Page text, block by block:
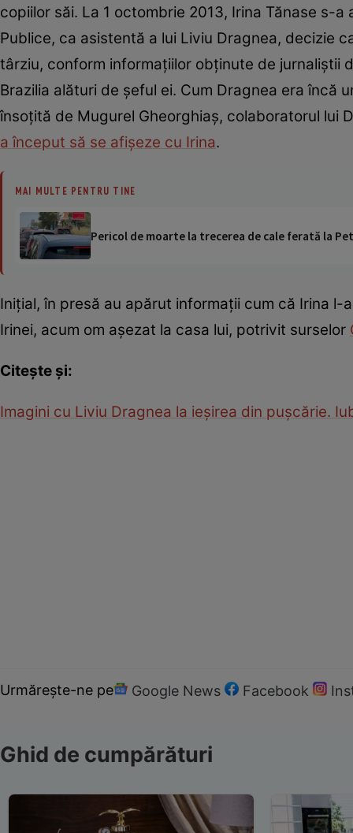
copiilor săi. La 1 octombrie 2013, Irina Tănase s-
Publice, ca asistentă a lui Liviu Dragnea, decizie
târziu, conform informațiilor obținute de jurnaliștii
Brazilia alături de șeful ei. Cum Dragnea era încă
însoțită de Mugurel Gheorghiaș, colaboratorul lui
a început să se afișeze cu Irina.
MAI MULTE PENTRU TINE
Pericol de moarte la trecerea de cale ferată la
Inițial, în presă au apărut informații cum că Irina
Irinei, acum om așezat la casa lui, potrivit surselor
Citește și:
Imagini cu Liviu Dragnea la ieșirea din pușcărie.
Urmărește-ne pe Google News Facebook
Ghid de cumpărături